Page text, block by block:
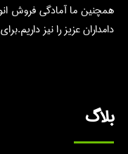
همچنین ما آمادگی فروش
دامداران عزیز را نیز
بلاگ